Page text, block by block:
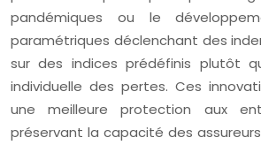
pandémiques ou le
paramétriques déclenchant des
sur des indices prédéfinis plutôt
individuelle des pertes. Ces
une meilleure protection aux
préservant la capacité des